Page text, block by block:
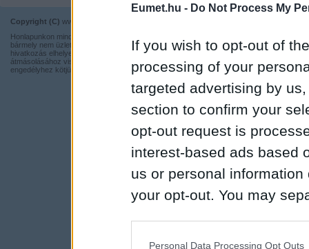
Eumet.hu - Do Not Process My
If you wish to opt-out of
processing of your
targeted advertising by
section to confirm your
opt-out request is
interest-based ads based
us or personal
your opt-out. You may
Personal Data Processing Opt Outs
Copyright (C) www.eumet.hu Minden jog fenntartva.
Honlapunkon minden információ szabadon és ingyen használható,
bármely nem üzleti tevékenységhez a forrás pontos megjelölésével,
hivatkozás elhelyezésével. Részeinek más honlapra történő
átmásolásához viszont nem járulunk hozzá, illetve írásos
engedélyhez kötjük.
Kapcsolat